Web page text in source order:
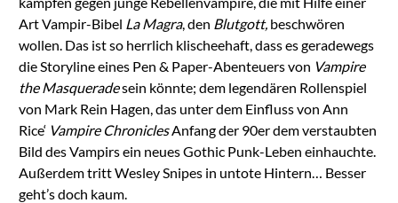
Art Vampir-Bibel La Magra, den Blutgott,beschwören
wollen. Das ist so herrlich klischeehaft, dass es geradewegs
die Storyline eines Pen & Paper-Abenteuers von Vampire
the Masqueradesein könnte; dem legendären Rollenspiel
von Mark Rein Hagen, das unter dem Einfluss von Ann
Rice‘ Vampire ChroniclesAnfang der 90er dem verstaubten
Bild des Vampirs ein neues Gothic Punk-Leben einhauchte.
Außerdem tritt Wesley Snipes in untote Hintern… Besser
geht’s doch kaum.